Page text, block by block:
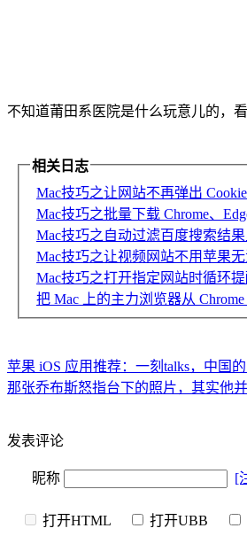
不知道莆田系医院是什么玩意儿的，
相关日志
Mac技巧之让网站不再弹出
Mac技巧之批量下载 Chrome、
Mac技巧之自动过滤百度搜索结果
Mac技巧之让视频网站不用苹果
Mac技巧之打开指定网站时循环提
把 Mac 上的主力浏览器从
苹果 iOS 应用推荐：一刻talks，中国
那张乔布斯怒指台下的照片，其实他
发表评论
昵称 [
打开HTML 打开UBB